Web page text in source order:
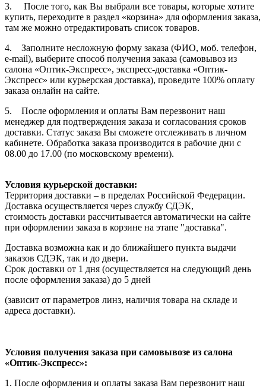
3. После того, как Вы выбрали все товары, которые хотите
купить, переходите в раздел «корзина» для оформления заказа,
там же можно отредактировать список товаров.
4. Заполните несложную форму заказа (ФИО, моб. телефон,
e-mail), выберите способ получения заказа (самовывоз из
салона «Оптик-Экспресс», экспресс-доставка «Оптик-
Экспресс» или курьерская доставка), проведите 100% оплату
заказа онлайн на сайте.
5. После оформления и оплаты Вам перезвонит наш
менеджер для подтверждения заказа и согласования сроков
доставки. Статус заказа Вы сможете отслеживать в личном
кабинете. Обработка заказа производится в рабочие дни с
08.00 до 17.00 (по московскому времени).
Условия курьерской доставки:
Территория доставки – в пределах Российской Федерации.
Доставка осуществляется через службу СДЭК,
стоимость доставки рассчитывается автоматически на сайте
при оформлении заказа в корзине на этапе "доставка".
Доставка возможна как и до ближайшего пункта выдачи
заказов СДЭК, так и до двери.
Срок доставки от 1 дня (осуществляется на следующий день
после оформления заказа) до 5 дней
(зависит от параметров линз, наличия товара на складе и
адреса доставки).
Условия получения заказа при самовывозе из салона
«Оптик-Экспресс»:
1. После оформления и оплаты заказа Вам перезвонит наш